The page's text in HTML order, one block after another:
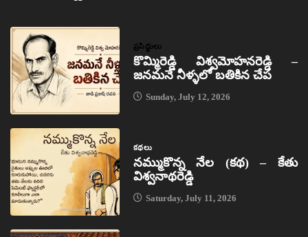
ప్రసిద్ధులు
కొమ్మిరెడ్డి విశ్వమోహనరెడ్డి –
జనమనే నీళ్ళలో బతికిన చేప
Sunday, July 12, 2026
కథలు
నమ్ముకొన్న నేల (కథ) – కేతు
విశ్వనాథరెడ్డి
Saturday, July 11, 2026